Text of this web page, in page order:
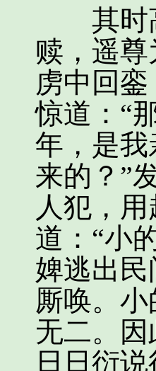
其时高
赎，遥
虏中回
惊道：“
年，是
来的？”
人犯，
道：“小
婢逃出
厮唤。
无二。
日日衍